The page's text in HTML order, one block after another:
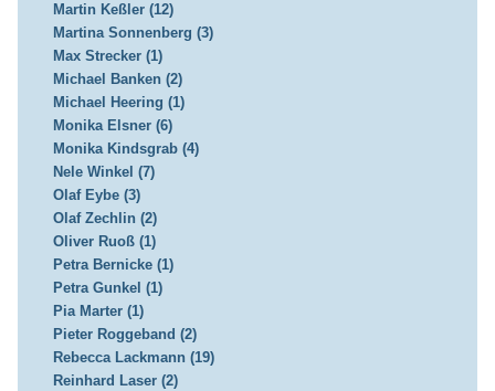
Martin Keßler (12)
Martina Sonnenberg (3)
Max Strecker (1)
Michael Banken (2)
Michael Heering (1)
Monika Elsner (6)
Monika Kindsgrab (4)
Nele Winkel (7)
Olaf Eybe (3)
Olaf Zechlin (2)
Oliver Ruoß (1)
Petra Bernicke (1)
Petra Gunkel (1)
Pia Marter (1)
Pieter Roggeband (2)
Rebecca Lackmann (19)
Reinhard Laser (2)